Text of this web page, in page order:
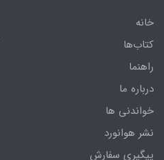
خانه
کتاب‌ها
راهنما
درباره ما
خواندنی ها
نشر هوانورد
پیگیری سفارش